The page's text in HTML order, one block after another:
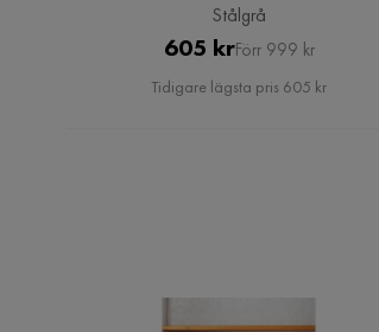
Stålgrå
Pris
605 krOriginal
Pris
Förr 999 kr
Tidigare lägsta pris 605 kr